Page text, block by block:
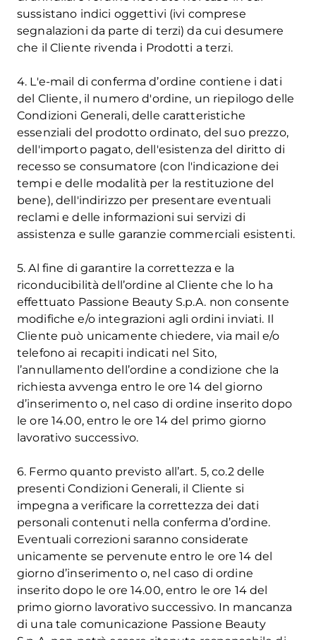
sussistano indici oggettivi (ivi comprese
segnalazioni da parte di terzi) da cui desumere
che il Cliente rivenda i Prodotti a terzi.
4. L'e-mail di conferma d’ordine contiene i dati
del Cliente, il numero d'ordine, un riepilogo delle
Condizioni Generali, delle caratteristiche
essenziali del prodotto ordinato, del suo prezzo,
dell'importo pagato, dell'esistenza del diritto di
recesso se consumatore (con l'indicazione dei
tempi e delle modalità per la restituzione del
bene), dell'indirizzo per presentare eventuali
reclami e delle informazioni sui servizi di
assistenza e sulle garanzie commerciali esistenti.
5. Al fine di garantire la correttezza e la
riconducibilità dell’ordine al Cliente che lo ha
effettuato Passione Beauty S.p.A. non consente
modifiche e/o integrazioni agli ordini inviati. Il
Cliente può unicamente chiedere, via mail e/o
telefono ai recapiti indicati nel Sito,
l’annullamento dell’ordine a condizione che la
richiesta avvenga entro le ore 14 del giorno
d’inserimento o, nel caso di ordine inserito dopo
le ore 14.00, entro le ore 14 del primo giorno
lavorativo successivo.
6. Fermo quanto previsto all’art. 5, co.2 delle
presenti Condizioni Generali, il Cliente si
impegna a verificare la correttezza dei dati
personali contenuti nella conferma d’ordine.
Eventuali correzioni saranno considerate
unicamente se pervenute entro le ore 14 del
giorno d’inserimento o, nel caso di ordine
inserito dopo le ore 14.00, entro le ore 14 del
primo giorno lavorativo successivo. In mancanza
di una tale comunicazione Passione Beauty